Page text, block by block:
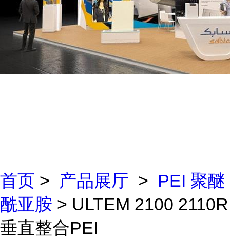
首页 > 产品展厅 > PEI 聚醚
酰亚胺 > ULTEM 2100 2110R
垂直整合PEI